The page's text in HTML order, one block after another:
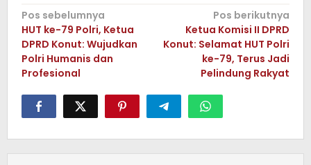
Navigasi
pos
Pos sebelumnya
HUT ke-79 Polri, Ketua
DPRD Konut: Wujudkan
Polri Humanis dan
Profesional
Pos berikutnya
Ketua Komisi II DPRD
Konut: Selamat HUT Polri
ke-79, Terus Jadi
Pelindung Rakyat